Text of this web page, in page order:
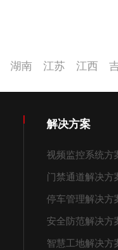
湖南 江苏 江西
解决方案
视频监控系统方
门禁通道解决方
停车管理解决方
安全防范解决方
智慧工地解决方